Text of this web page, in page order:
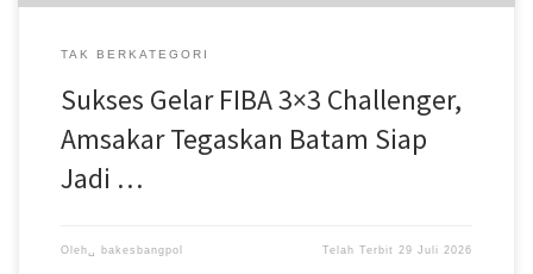
TAK BERKATEGORI
Sukses Gelar FIBA 3×3 Challenger,
Amsakar Tegaskan Batam Siap
Jadi …
Oleh␣ bakesbangpol Telah Terbit 29 Juli 2026